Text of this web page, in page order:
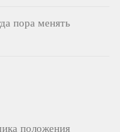
пора менять
положения